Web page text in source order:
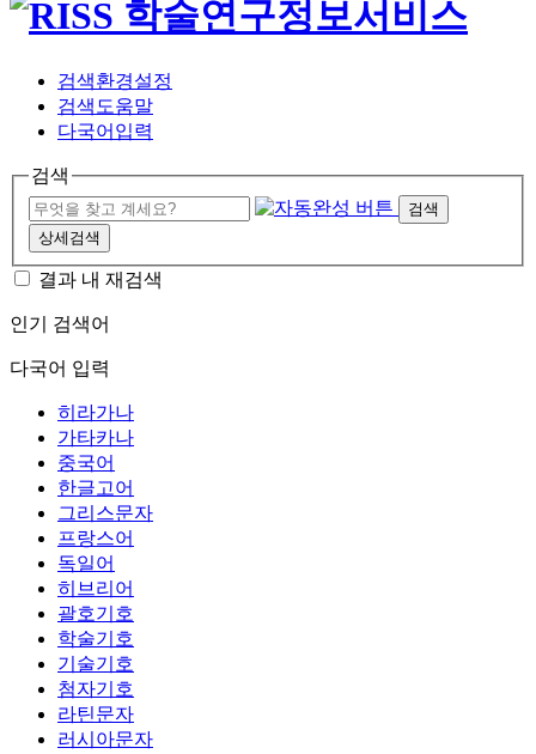
검색환경설정
검색도움말
다국어입력
검색
검색
상세검색
결과 내 재검색
인기 검색어
다국어 입력
히라가나
가타카나
중국어
한글고어
그리스문자
프랑스어
독일어
히브리어
괄호기호
학술기호
기술기호
첨자기호
라틴문자
러시아문자